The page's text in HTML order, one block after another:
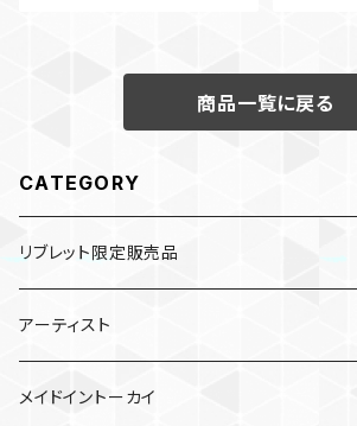
商品一覧に戻る
CATEGORY
リブレット限定販売品
雑貨
ガチャガチャ
食品
アーティスト
村田夏佳
メイドイントーカイ